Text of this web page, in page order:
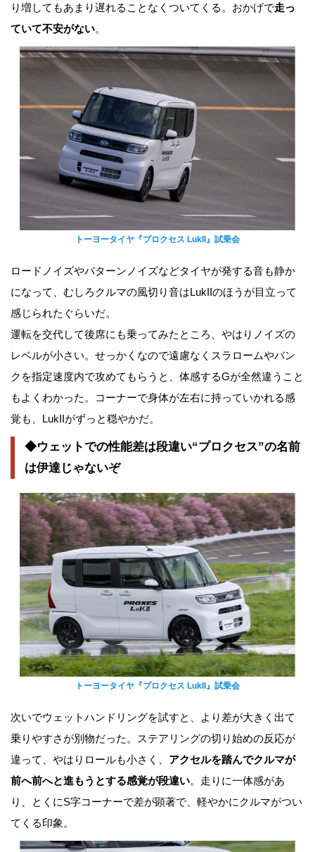
り増してもあまり遅れることなくついてくる。おかげで走っ
ていて不安がない。
トーヨータイヤ『プロクセス LukII』試乗会
ロードノイズやパターンノイズなどタイヤが発する音も静か
になって、むしろクルマの風切り音はLukIIのほうが目立って
感じられたぐらいだ。
運転を交代して後席にも乗ってみたところ、やはりノイズの
レベルが小さい。せっかくなので遠慮なくスラロームやバン
クを指定速度内で攻めてもらうと、体感するGが全然違うこと
もよくわかった。コーナーで身体が左右に持っていかれる感
覚も、LukIIがずっと穏やかだ。
◆ウェットでの性能差は段違い“プロクセス”の名前
は伊達じゃないぞ
トーヨータイヤ『プロクセス LukII』試乗会
次いでウェットハンドリングを試すと、より差が大きく出て
乗りやすさが別物だった。ステアリングの切り始めの反応が
違って、やはりロールも小さく、 アクセルを踏んでクルマが
前へ前へと進もうとする感覚が段違い。走りに一体感があ
り、とくにS字コーナーで差が顕著で、軽やかにクルマがつい
てくる印象。